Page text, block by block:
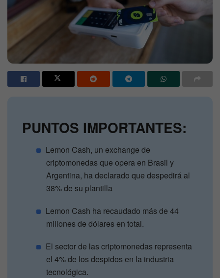
PUNTOS IMPORTANTES:
Lemon Cash, un exchange de
criptomonedas que opera en Brasil y
Argentina, ha declarado que despedirá al
38% de su plantilla
Lemon Cash ha recaudado más de 44
millones de dólares en total.
El sector de las criptomonedas representa
el 4% de los despidos en la industria
tecnológica.